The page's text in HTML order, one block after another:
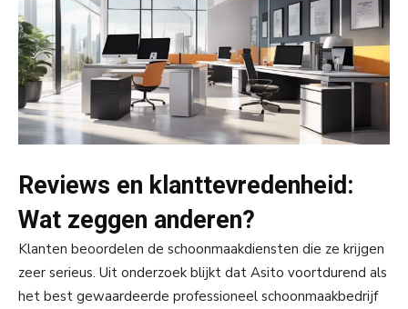
Reviews en klanttevredenheid:
Wat zeggen anderen?
Klanten beoordelen de schoonmaakdiensten die ze krijgen
zeer serieus. Uit onderzoek blijkt dat Asito voortdurend als
het best gewaardeerde professioneel schoonmaakbedrijf